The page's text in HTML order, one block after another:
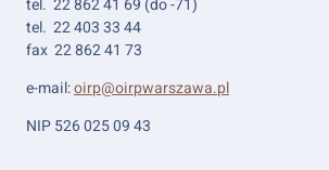
tel. 22 862 41 69 (do -71)
tel. 22 403 33 44
fax 22 862 41 73
e-mail:oirp@oirpwarszawa.pl
NIP 526 025 09 43